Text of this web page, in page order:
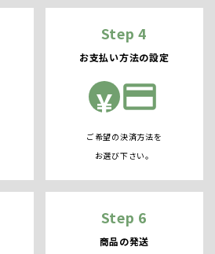
Step 4
お支払い方法の設定
¥ credit_card
ご希望の決済方法を
お選び下さい。
Step 6
商品の発送